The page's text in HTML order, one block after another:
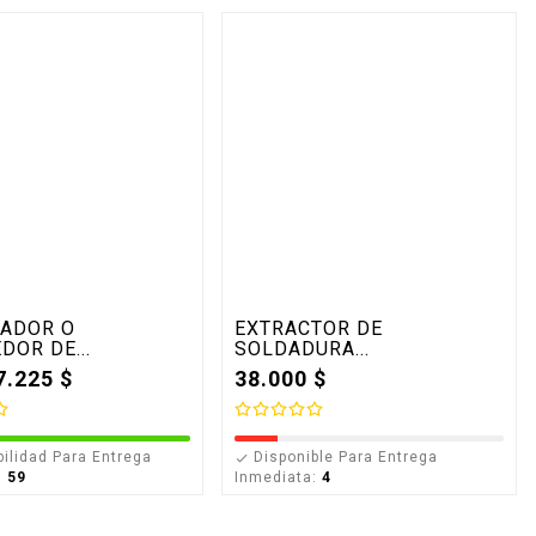
$ Precio
base
30.000 $
Para Entrega
Precio
26.600 $ Precio
base
Disponible Para Entrega
Inmediata:
O
DE...
$
Para Entrega
59
EXTRACTOR DE
SOLDADURA...
38.000 $
 Disponible Para Entrega
Inmediata: 4